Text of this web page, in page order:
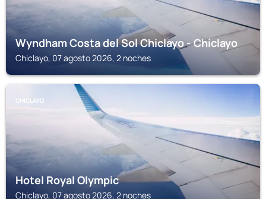
Wyndham Costa del Sol Chiclayo - Chiclayo
Chiclayo, 07 agosto 2026, 2 noches
CHICLAYO
Hotel Royal Olympic
Chiclayo, 07 agosto 2026, 2 noches